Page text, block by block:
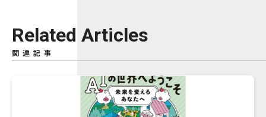
Related Articles
関連記事